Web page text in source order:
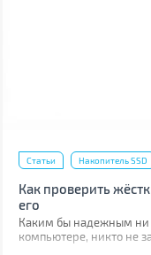
Статьи Накопитель SSD
Как проверить
его
Каким бы надежным ни
компьютере, никто не